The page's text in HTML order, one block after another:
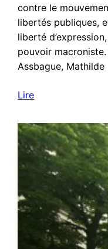
contre le
libertés publiques,
liberté
pouvoir macroniste.
Assbague,
Lire